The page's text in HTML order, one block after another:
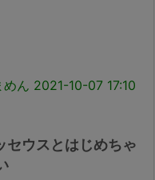
ん 2021-10-07 17:10
セウスとはじめちゃ